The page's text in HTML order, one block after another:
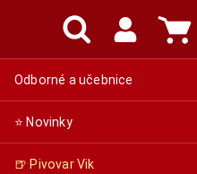
Odborné a učebnice
⭐ Novinky
🍺 Pivovar Vik